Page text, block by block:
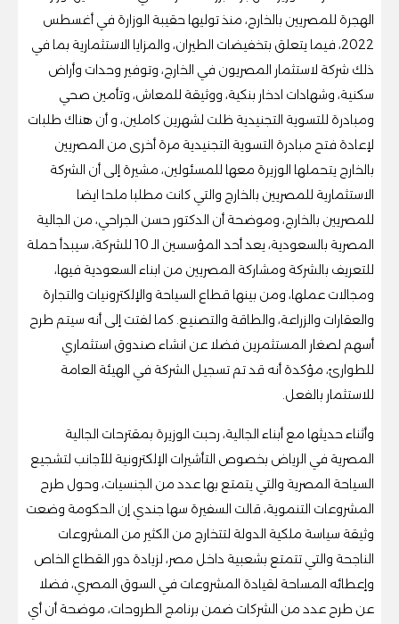
الهجرة للمصريين بالخارج، منذ توليها حقيبة الوزارة في أغسطس
2022، فيما يتعلق بتخفيضات الطيران، والمزايا الاستثمارية بما في
ذلك شركة لاستثمار المصريون في الخارج، وتوفير وحدات وأراض
سكنية، وشهادات ادخار بنكية، ووثيقة للمعاش، وتأمين صحي
ومبادرة للتسوية التجنيدية ظلت لشهرين كاملين، و أن هناك طلبات
لإعادة فتح مبادرة التسوية التجنيدية مرة أخرى من المصريين
بالخارج يتحملها الوزيرة معها للمسئولين، مشيرة إلى أن الشركة
الاستثمارية للمصريين بالخارج والتي كانت مطلبا ملحا ايضا
للمصريين بالخارج، وموضحة أن الدكتور حسن الجراحي، من الجالية
المصرية بالسعودية، يعد أحد المؤسسين الـ 10 للشركة، سيبدأ حملة
للتعريف بالشركة ومشاركة المصريين من ابناء السعودية فيها،
ومجالات عملها، ومن بينها قطاع السياحة والإلكترونيات والتجارة
والعقارات والزراعة، والطاقة والتصنيع. كما لفتت إلى أنه سيتم طرح
أسهم لصغار المستثمرين فضلا عن انشاء صندوق استثماري
للطوارئ، مؤكدة أنه قد تم تسجيل الشركة في الهيئة العامة
للاستثمار بالفعل.
وأثناء حديثها مع أبناء الجالية، رحبت الوزيرة بمقترحات الجالية
المصرية في الرياض بخصوص التأشيرات الإلكترونية للأجانب لتشجيع
السياحة المصرية والتي يتمتع بها عدد من الجنسيات، وحول طرح
المشروعات التنموية، قالت السفيرة سها جندي إن الحكومة وضعت
وثيقة سياسة ملكية الدولة لتتخارج من الكثير من المشروعات
الناجحة والتي تتمتع بشعبية داخل مصر، لزيادة دور القطاع الخاص
وإعطائه المساحة لقيادة المشروعات في السوق المصري، فضلا
عن طرح عدد من الشركات ضمن برنامج الطروحات، موضحة أن أي